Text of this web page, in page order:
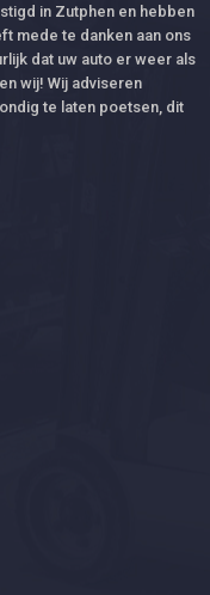
in Zutphen en hebben
mede te danken aan ons
dat uw auto er weer als
wij! Wij adviseren
te laten poetsen, dit